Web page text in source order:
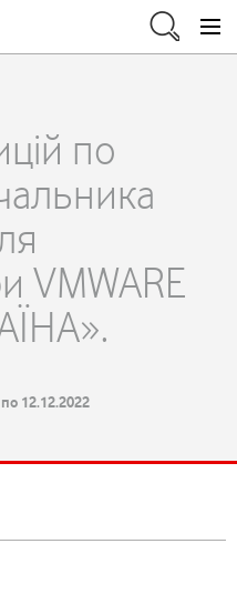
по
VMWARE
12.12.2022